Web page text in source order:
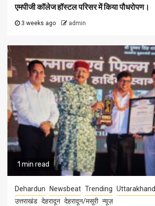
एमपीजी कॉलेज हॉस्टल परिसर में किया पौधरोपण।
3 weeks ago admin
1 min read
Dehardun Newsbeat Trending Uttarakhand
उत्तराखंड देहरादून देहरादून/मसूरी न्यूज़